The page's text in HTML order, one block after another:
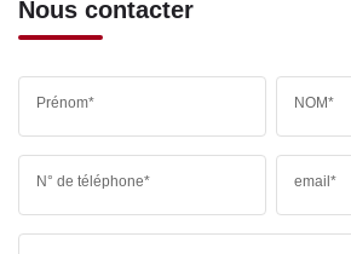
Nous contacter
Prénom* NOM*
N° de téléphone* email*